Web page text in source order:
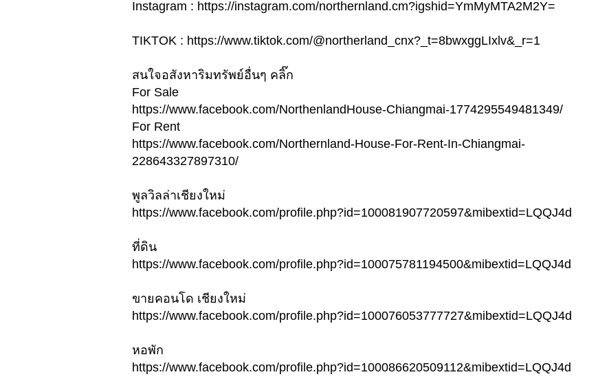
Instagram : https://instagram.com/northernland.cm?igshid=YmMyMTA2M2Y=
TIKTOK : https://www.tiktok.com/@northerland_cnx?_t=8bwxggLIxlv&_r=1
สนใจอสังหาริมทรัพย์อื่นๆ คลิ๊ก
For Sale
https://www.facebook.com/NorthenlandHouse-Chiangmai-1774295549481349/
For Rent
https://www.facebook.com/Northernland-House-For-Rent-In-Chiangmai-
228643327897310/
พูลวิลล่าเชียงใหม่
https://www.facebook.com/profile.php?id=100081907720597&mibextid=LQQJ4d
ที่ดิน
https://www.facebook.com/profile.php?id=100075781194500&mibextid=LQQJ4d
ขายคอนโด เชียงใหม่
https://www.facebook.com/profile.php?id=100076053777727&mibextid=LQQJ4d
หอพัก
https://www.facebook.com/profile.php?id=100086620509112&mibextid=LQQJ4d